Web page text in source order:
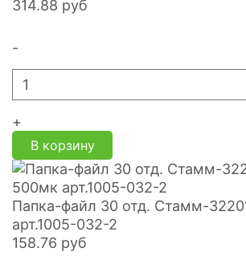
314.88 руб
-
+
В корзину
Папка-файл 30 отд. Стамм-
арт.1005-032-2
158.76 руб